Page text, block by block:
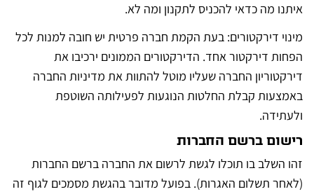
איתנו מה כדאי להכניס לתקנון ומה לא.
מינוי דירקטורים: בעת הקמת חברה פרטית יש חובה למנות לכל
הפחות דירקטור אחד. הדירקטורים הממונים ירכיבו את
דירקטוריון החברה שעליו מוטל להתוות את מדיניות החברה
באמצעות קבלת החלטות הנוגעות לפעילותה השוטפת
ולעתידה.
רישום ברשם החברות
זהו השלב בו תוכלו לגשת לרשום את החברה ברשם החברות
(לאחר תשלום האגרות). בפועל מדובר בהגשת מסמכים לגוף זה